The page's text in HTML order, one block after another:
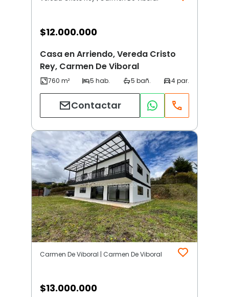
$12.000.000
Casa en Arriendo, Vereda Cristo
Rey, Carmen De Viboral
Contactar
Carmen De Viboral | Carmen De Viboral
$13.000.000